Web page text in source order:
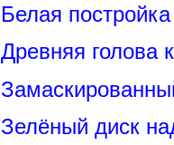
Белая
Древняя голова
Зелёный диск